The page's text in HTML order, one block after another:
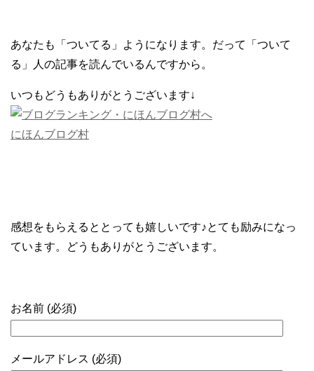
あなたも「ついてる」ようになります。だって「ついて
る」人の記事を読んでいるんですから。
いつもどうもありがとうございます↓
にほんブログ村
感想をもらえるととっても嬉しいです♪とても励みになっ
ています。どうもありがとうございます。
お名前 (必須)
メールアドレス (必須)